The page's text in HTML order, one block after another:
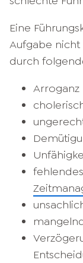
Eine
Aufgabe nicht
durch
Arroganz